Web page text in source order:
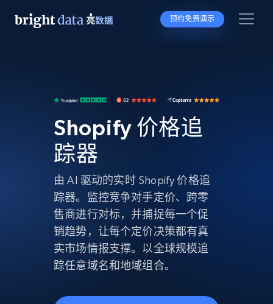
预约免费演示
Shopify 价格追
踪器
由 AI 驱动的实时 Shopify 价格追
踪器。监控竞争对手定价、跨零
售商进行对标，并捕捉每一个促
销趋势，让每个定价决策都有真
实市场情报支撑。以全球规模追
踪任意域名和地域组合。